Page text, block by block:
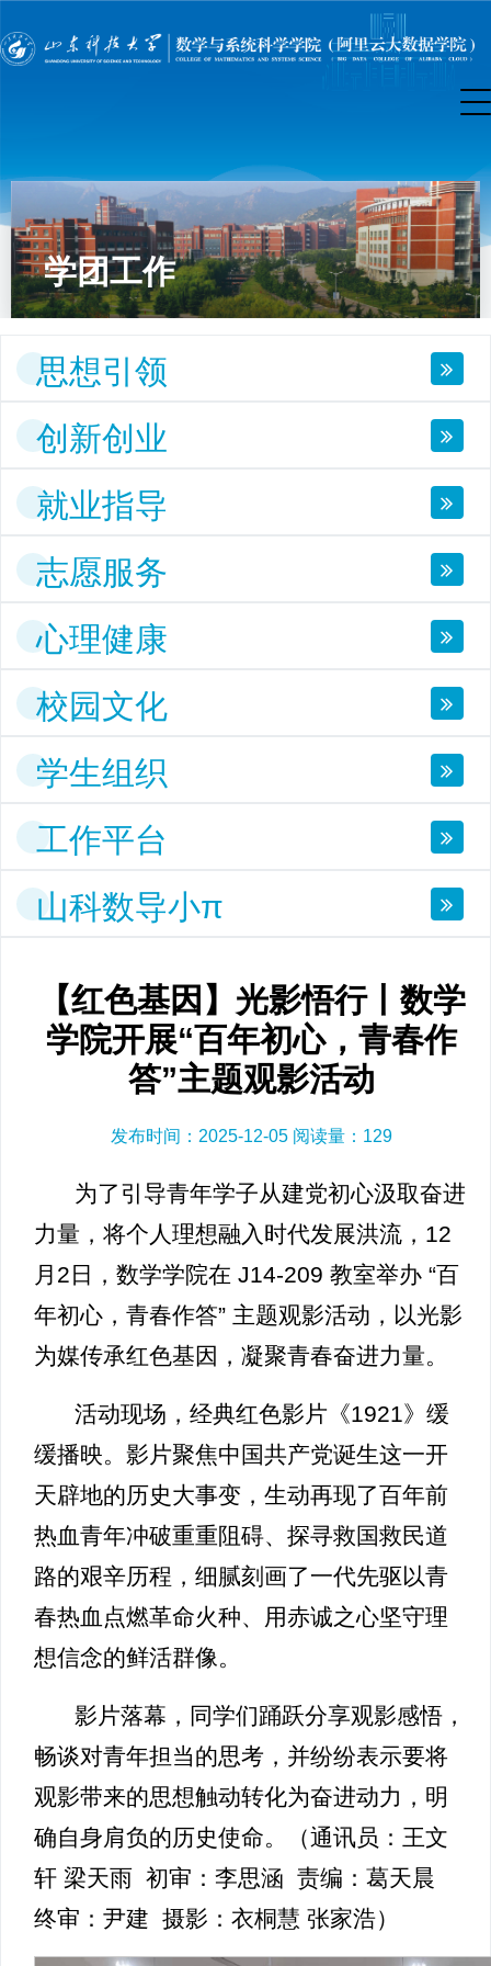
学团工作
思想引领
创新创业
就业指导
志愿服务
心理健康
校园文化
学生组织
工作平台
山科数导小π
【红色基因】光影悟行丨数学
学院开展“百年初心，青春作
答”主题观影活动
发布时间：2025-12-05 阅读量： 129
为了引导青年学子从建党初心汲取奋进
力量，将个人理想融入时代发展洪流，12
月2日，数学学院在 J14-209 教室举办 “百
年初心，青春作答” 主题观影活动，以光影
为媒传承红色基因，凝聚青春奋进力量。
活动现场，经典红色影片《1921》缓
缓播映。影片聚焦中国共产党诞生这一开
天辟地的历史大事变，生动再现了百年前
热血青年冲破重重阻碍、探寻救国救民道
路的艰辛历程，细腻刻画了一代先驱以青
春热血点燃革命火种、用赤诚之心坚守理
想信念的鲜活群像。
影片落幕，同学们踊跃分享观影感悟，
畅谈对青年担当的思考，并纷纷表示要将
观影带来的思想触动转化为奋进动力，明
确自身肩负的历史使命。（通讯员：王文
轩 梁天雨 初审：李思涵 责编：葛天晨
终审：尹建 摄影：衣桐慧 张家浩）